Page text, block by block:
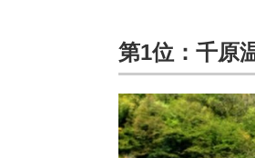
第1位：千原